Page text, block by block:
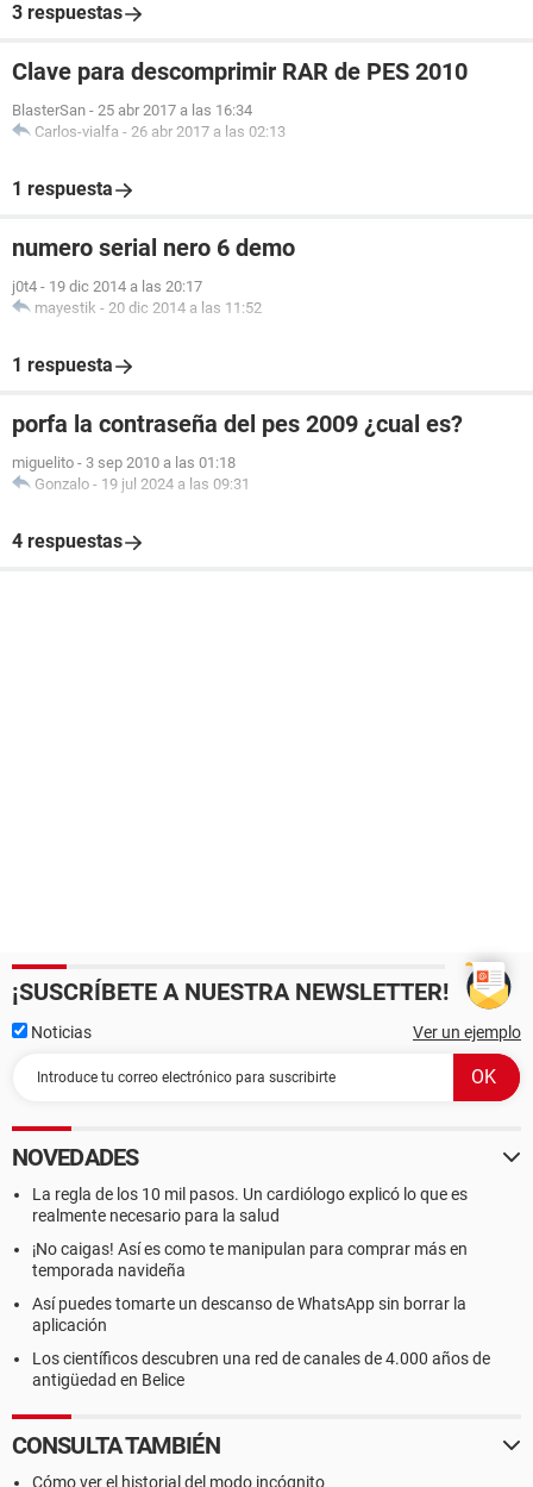
3 respuestas
Clave para descomprimir RAR de PES 2010
BlasterSan - 25 abr 2017 a las 16:34
Carlos-vialfa - 26 abr 2017 a las 02:13
1 respuesta
numero serial nero 6 demo
j0t4 - 19 dic 2014 a las 20:17
mayestik - 20 dic 2014 a las 11:52
1 respuesta
porfa la contraseña del pes 2009 ¿cual es?
miguelito - 3 sep 2010 a las 01:18
Gonzalo - 19 jul 2024 a las 09:31
4 respuestas
¡SUSCRÍBETE A NUESTRA NEWSLETTER!
Noticias Ver un ejemplo
NOVEDADES
La regla de los 10 mil pasos. Un cardiólogo explicó lo que es
realmente necesario para la salud
¡No caigas! Así es como te manipulan para comprar más en
temporada navideña
Así puedes tomarte un descanso de WhatsApp sin borrar la
aplicación
Los científicos descubren una red de canales de 4.000 años de
antigüedad en Belice
CONSULTA TAMBIÉN
Cómo ver el historial del modo incógnito